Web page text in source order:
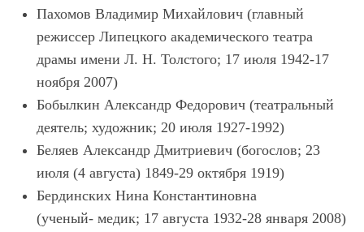
Пахомов Владимир Михайлович (главный
режиссер Липецкого академического театра
драмы имени Л. Н. Толстого; 17 июля 1942-17
ноября 2007)
Бобылкин Александр Федорович (театральный
деятель; художник; 20 июля 1927-1992)
Беляев Александр Дмитриевич (богослов; 23
июля (4 августа) 1849-29 октября 1919)
Бердинских Нина Константиновна
(ученый- медик; 17 августа 1932-28 января 2008)